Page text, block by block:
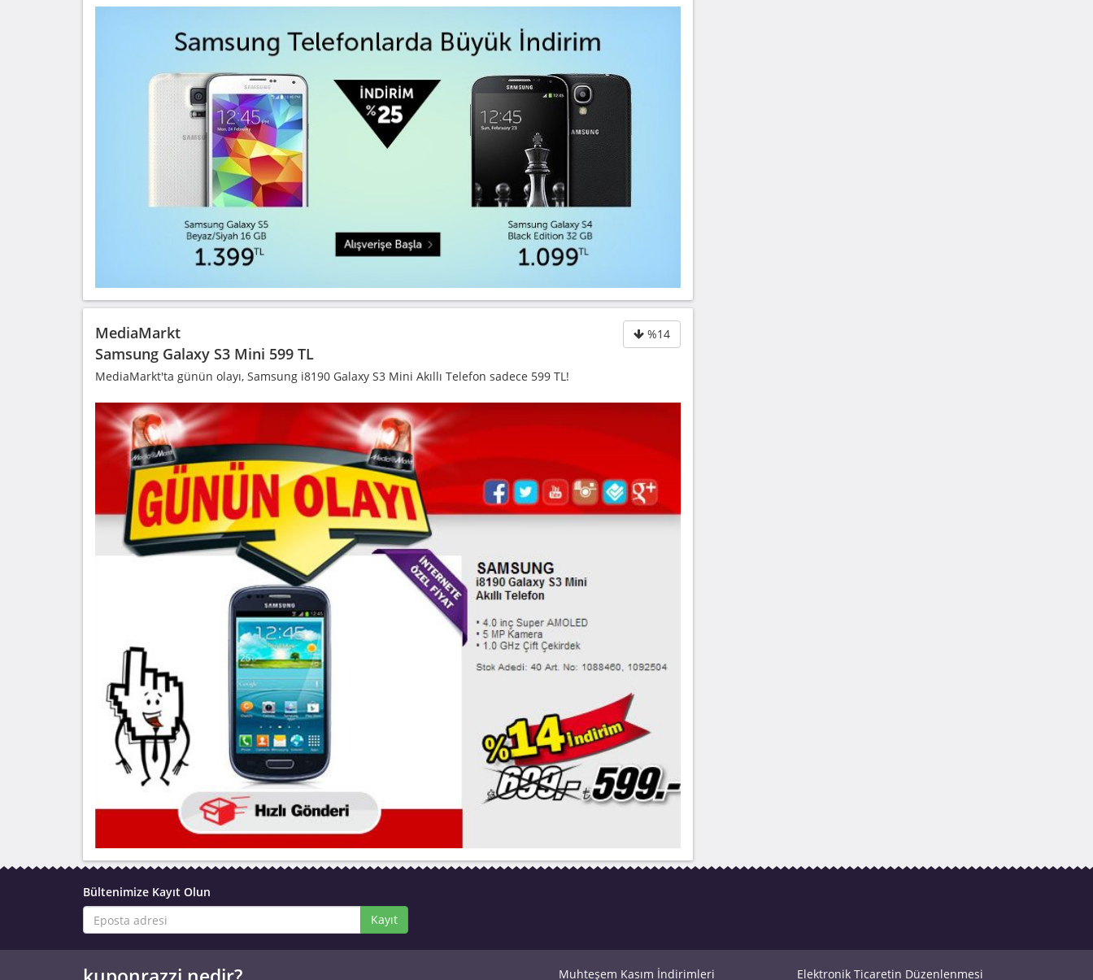
%14
MediaMarkt
Samsung Galaxy S3 Mini 599 TL
MediaMarkt'ta günün olayı, Samsung i8190 Galaxy S3 Mini Akıllı Telefon sadece 599 TL!
Bültenimize Kayıt Olun
Kayıt
Muhteşem Kasım İndirimleri Elektronik Ticaretin Düzenlenmesi